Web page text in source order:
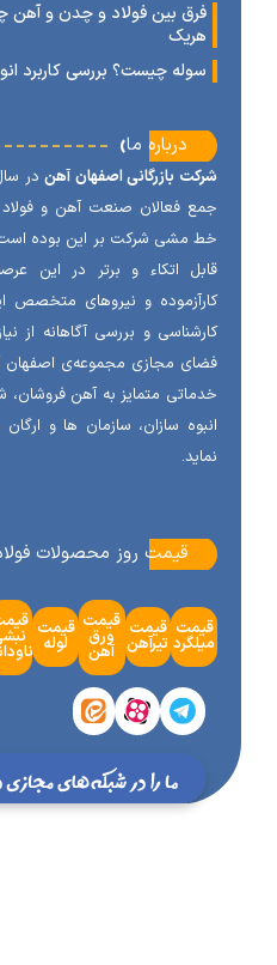
بین فولاد و چدن و آهن چیست؟
چیست؟ بررسی کاربرد انواع سوله
درباره ما
بازرگانی اصفهان آهن
در
فعالان صنعت آهن و فولاد کشور
مشی شرکت بر این بوده است که به
اتکاء و برتر در این عرصه شناخته
و نیروهای متخصص این زمینه را
و بررسی آگاهانه از نیاز امروز
مجازی مجموعه‌ی اصفهان آهن را به
متمایز به آهن فروشان، شرکت های
سازان، سازمان ها و ارگان های
‹قیمت روز محصولات فولادی
قیمت
تیرآهن
قیمت
ورق
آهن
قیمت
لوله
قیمت
نبشی
ناودانی
قیمت
قوطی
پروفیل